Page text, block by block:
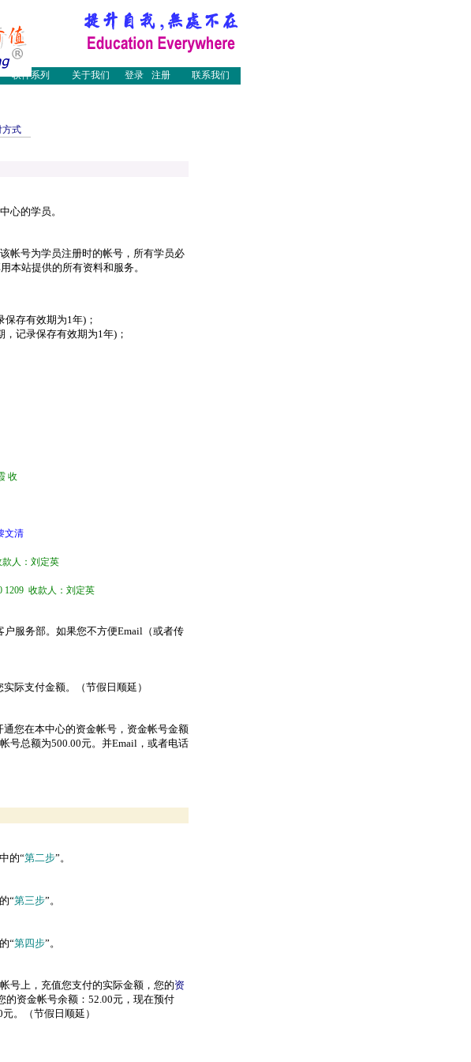
源管理师
网络技术
软件系列 关于我们 登录 注册 联系我们
方式
心的学员。
帐号为学员注册时的帐号，所有学员必
本站提供的所有资料和服务。
存有效期为1年)；
记录保存有效期为1年)；
收
文清
款人：刘定英
1209 收款人：刘定英
户服务部。如果您不方便Email （或者传
际支付金额。（节假日顺延）
您在本中心的资金帐号，资金帐号金额
号总额为500.00元。并Email ，或者电话
的“第二步”。
“第三步”。
“第四步”。
号上，充值您支付的实际金额，您的资
的资金帐号余额：52.00元，现在预付
。（节假日顺延）